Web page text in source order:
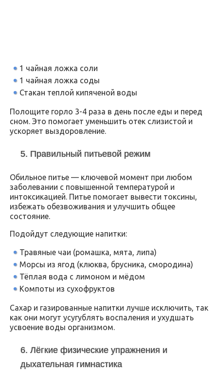
1 чайная ложка соли
1 чайная ложка соды
Стакан теплой кипяченой воды
Полощите горло 3-4 раза в день после еды и перед
сном. Это помогает уменьшить отек слизистой и
ускоряет выздоровление.
5. Правильный питьевой режим
Обильное питье — ключевой момент при любом
заболевании с повышенной температурой и
интоксикацией. Питье помогает вывести токсины,
избежать обезвоживания и улучшить общее
состояние.
Подойдут следующие напитки:
Травяные чаи (ромашка, мята, липа)
Морсы из ягод (клюква, брусника, смородина)
Тёплая вода с лимоном и мёдом
Компоты из сухофруктов
Сахар и газированные напитки лучше исключить, так
как они могут усугублять воспаления и ухудшать
усвоение воды организмом.
6. Лёгкие физические упражнения и
дыхательная гимнастика